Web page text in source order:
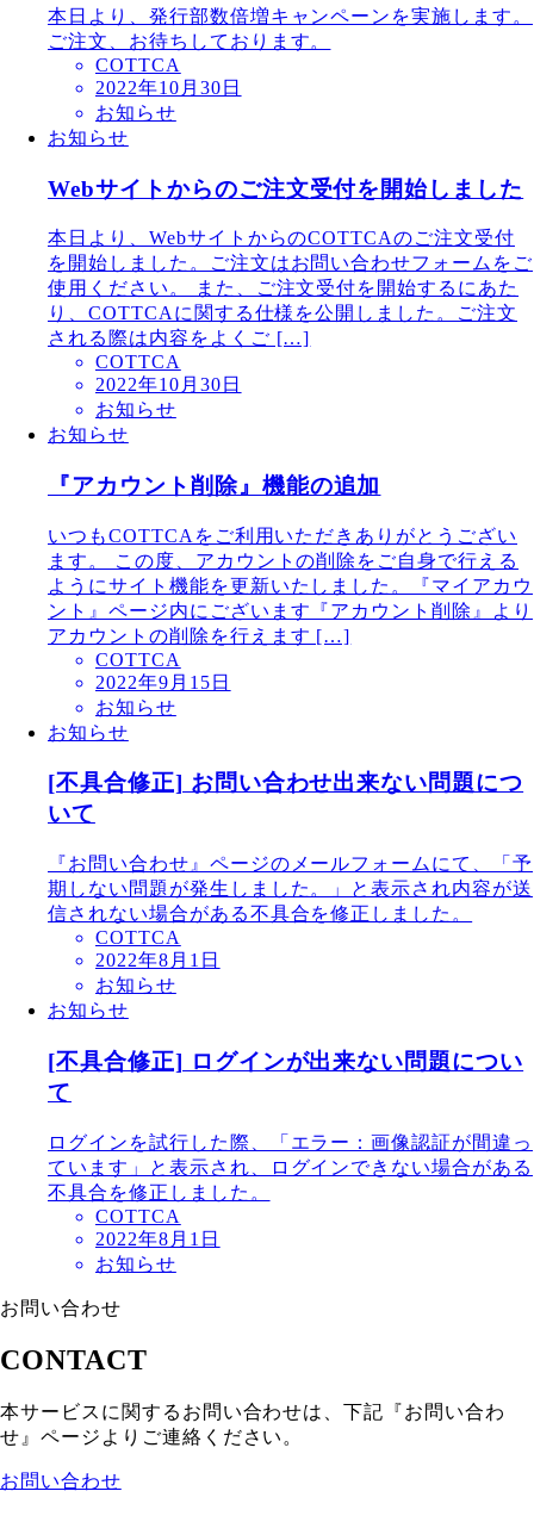
本日より、発行部数倍増キャンペーンを実施します。
ご注文、お待ちしております。
COTTCA
2022年10月30日
お知らせ
お知らせ
Webサイトからのご注文受付を開始しました
本日より、WebサイトからのCOTTCAのご注文受付
を開始しました。ご注文はお問い合わせフォームをご
使用ください。 また、ご注文受付を開始するにあた
り、COTTCAに関する仕様を公開しました。ご注文
される際は内容をよくご […]
COTTCA
2022年10月30日
お知らせ
お知らせ
『アカウント削除』機能の追加
いつもCOTTCAをご利用いただきありがとうござい
ます。 この度、アカウントの削除をご自身で行える
ようにサイト機能を更新いたしました。『マイアカウ
ント』ページ内にございます『アカウント削除』より
アカウントの削除を行えます […]
COTTCA
2022年9月15日
お知らせ
お知らせ
[不具合修正] お問い合わせ出来ない問題につ
いて
『お問い合わせ』ページのメールフォームにて、「予
期しない問題が発生しました。」と表示され内容が送
信されない場合がある不具合を修正しました。
COTTCA
2022年8月1日
お知らせ
お知らせ
[不具合修正] ログインが出来ない問題につい
て
ログインを試行した際、「エラー：画像認証が間違っ
ています」と表示され、ログインできない場合がある
不具合を修正しました。
COTTCA
2022年8月1日
お知らせ
お問い合わせ
CONTACT
本サービスに関するお問い合わせは、下記『お問い合わ
せ』ページよりご連絡ください。
お問い合わせ